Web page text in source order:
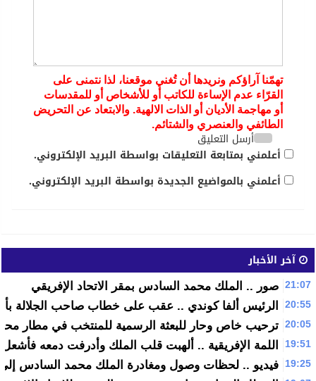
تهمّنا آراؤكم ونريدها أن تُغني موقعنا، لذا نتمنى على
القرّاء عدم الإساءة للكاتب أو للأشخاص أو للمقدسات
أو مهاجمة الأديان أو الذات الالهية. والابتعاد عن التحريض
الطائفي والعنصري والشتائم.
أرسل التعليق
أعلمني بمتابعة التعليقات بواسطة البريد الإلكتروني.
أعلمني بالمواضيع الجديدة بواسطة البريد الإلكتروني.
آخر الأخبار
21:07 صور .. الملك محمد السادس بمقر الاتحاد الإفريقي
20:55 الرئيس ألفا كوندي .. عقب على خطاب صاحب الجلالة
20:05 ترحيب خاص وحار للبعثة الرسمية للمنتخب في مطار
19:51 اللمة الإفريقية .. ألهبت قلب الملك وأدرفت دمعه
19:25 فيديو .. لحظات وصول ومغادرة الملك محمد السادس إلى